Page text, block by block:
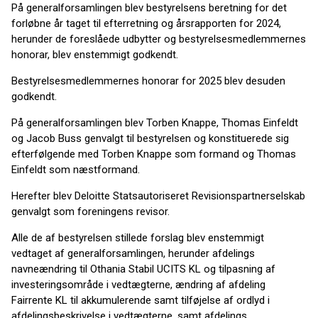
På generalforsamlingen blev bestyrelsens beretning for det
forløbne år taget til efterretning og årsrapporten for 2024,
herunder de foreslåede udbytter og bestyrelsesmedlemmernes
honorar, blev enstemmigt godkendt.
Bestyrelsesmedlemmernes honorar for 2025 blev desuden
godkendt.
På generalforsamlingen blev Torben Knappe, Thomas Einfeldt
og Jacob Buss genvalgt til bestyrelsen og konstituerede sig
efterfølgende med Torben Knappe som formand og Thomas
Einfeldt som næstformand.
Herefter blev Deloitte Statsautoriseret Revisionspartnerselskab
genvalgt som foreningens revisor.
Alle de af bestyrelsen stillede forslag blev enstemmigt
vedtaget af generalforsamlingen, herunder afdelings
navneændring til Othania Stabil UCITS KL og tilpasning af
investeringsområde i vedtægterne, ændring af afdeling
Fairrente KL til akkumulerende samt tilføjelse af ordlyd i